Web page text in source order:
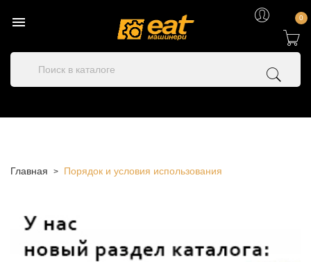
 0
Главная Порядок и условия использования